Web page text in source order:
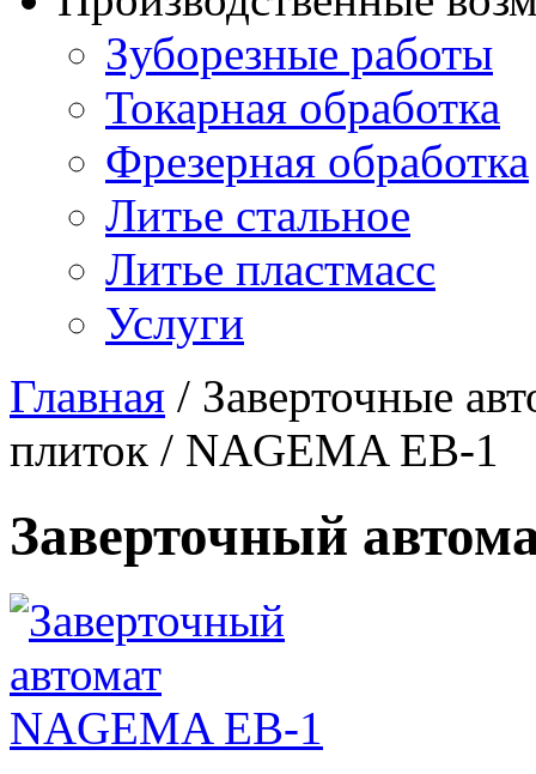
Зуборезные работы
Токарная обработка
Фрезерная обработка
Литье стальное
Литье пластмасс
Услуги
Главная / Заверточные
плиток / NAGEMA EB-1
Заверточный